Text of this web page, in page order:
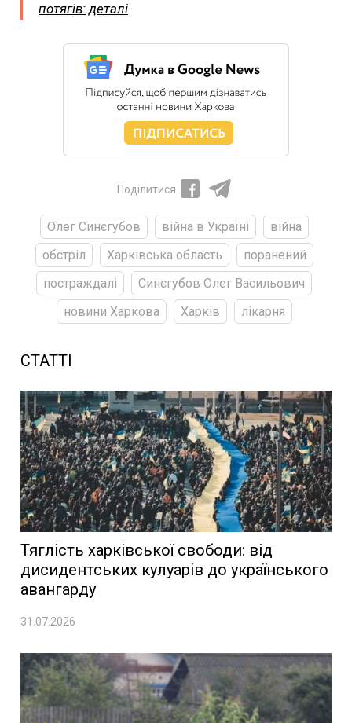
потягів: деталі
Поділитися
Олег Синєгубов війна в Україні
війна
обстріл
Харківська область
поранений
постраждалі
Синєгубов Олег Васильович
новини Харкова
Харків лікарня
СТАТТІ
Тяглість харківської свободи: від
дисидентських кулуарів до українського
авангарду
31.07.2026